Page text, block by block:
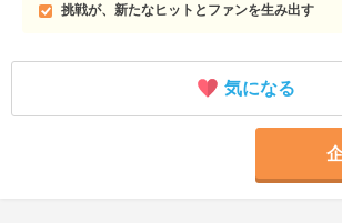
挑戦が、新たなヒットとファンを生み出す
気になる